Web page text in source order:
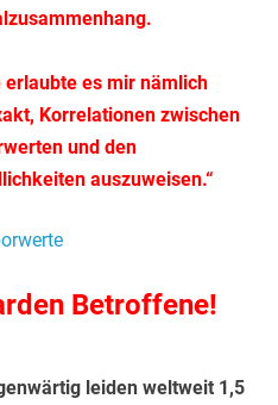
erlaubte es mir nämlich
Korrelationen zwischen
und den
auszuweisen.“
Betroffene!
leiden weltweit 1,5